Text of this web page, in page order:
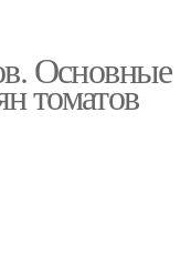
Основные
томатов